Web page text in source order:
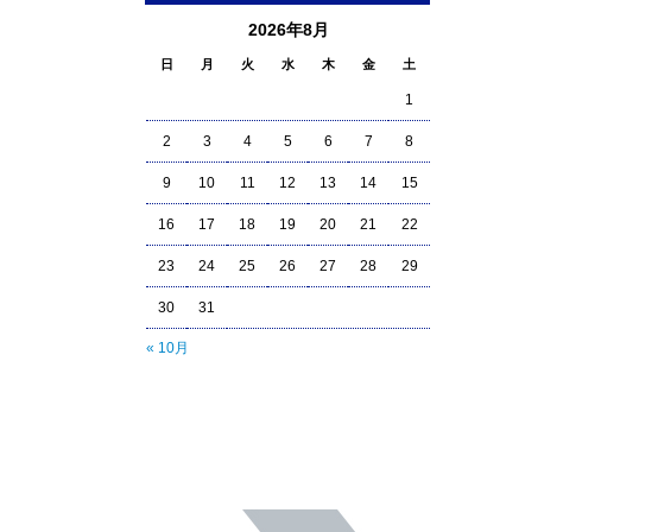
2026年8月
日 月 火 水 木 金 土
« 10月
1
2 3 4 5 6 7 8
9 10 11 12 13 14 15
16 17 18 19 20 21 22
23 24 25 26 27 28 29
30 31